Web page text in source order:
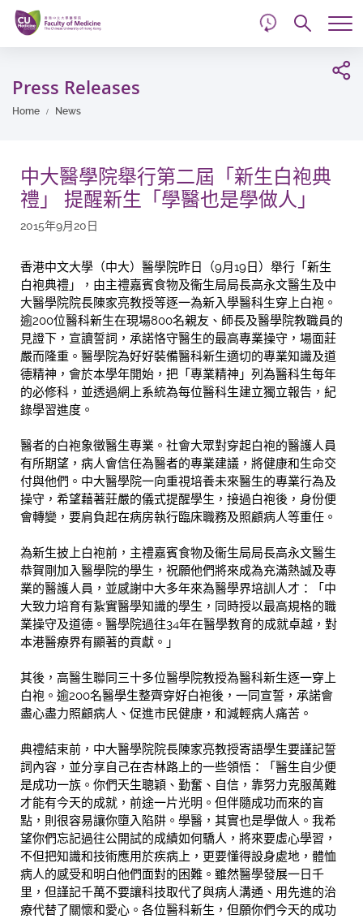
Skip
main
content
Press Releases
Home News
中大醫學院舉行第二屆「新生白袍典
禮」 提醒新生「學醫也是學做人」
2015年9月20日
香港中文大學（中大）醫學院昨日（9月19日）舉行「新生
白袍典禮」，由主禮嘉賓食物及衞生局局長高永文醫生及中
大醫學院院長陳家亮教授等逐一為新入學醫科生穿上白袍。
逾200位醫科新生在現場800名親友、師長及醫學院教職員的
見證下，宣讀誓詞，承諾恪守醫生的最高專業操守，場面莊
嚴而隆重。醫學院為好好裝備醫科新生適切的專業知識及道
德精神，會於本學年開始，把「專業精神」列為醫科生每年
的必修科，並透過網上系統為每位醫科生建立獨立報告，紀
錄學習進度。
醫者的白袍象徵醫生專業。社會大眾對穿起白袍的醫護人員
有所期望，病人會信任為醫者的專業建議，將健康和生命交
付與他們。中大醫學院一向重視培養未來醫生的專業行為及
操守，希望藉著莊嚴的儀式提醒學生，接過白袍後，身份便
會轉變，要肩負起在病房執行臨床職務及照顧病人等重任。
為新生披上白袍前，主禮嘉賓食物及衞生局局長高永文醫生
恭賀剛加入醫學院的學生，祝願他們將來成為充滿熱誠及專
業的醫護人員，並感謝中大多年來為醫學界培訓人才：「中
大致力培育有紥實醫學知識的學生，同時授以最高規格的職
業操守及道德。醫學院過往34年在醫學教育的成就卓越，對
本港醫療界有顯著的貢獻。」
其後，高醫生聯同三十多位醫學院教授為醫科新生逐一穿上
白袍。逾200名醫學生整齊穿好白袍後，一同宣誓，承諾會
盡心盡力照顧病人、促進市民健康，和減輕病人痛苦。
典禮結束前，中大醫學院院長陳家亮教授寄語學生要謹記誓
詞內容，並分享自己在杏林路上的一些領悟：「醫生自少便
是成功一族。你們天生聰穎、勤奮、自信，靠努力克服萬難
才能有今天的成就，前途一片光明。但伴隨成功而來的盲
點，則很容易讓你墮入陷阱。學醫，其實也是學做人。我希
望你們忘記過往公開試的成績如何驕人，將來要虛心學習，
不但把知識和技術應用於疾病上，更要懂得設身處地，體恤
病人的感受和明白他們面對的困難。雖然醫學發展一日千
里，但謹記千萬不要讓科技取代了與病人溝通、用先進的治
療代替了關懷和愛心。各位醫科新生，但願你們今天的成功